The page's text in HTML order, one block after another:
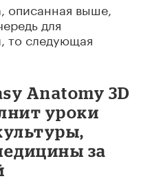
описанная выше,
для
то следующая
Anatomy 3D
уроки
за